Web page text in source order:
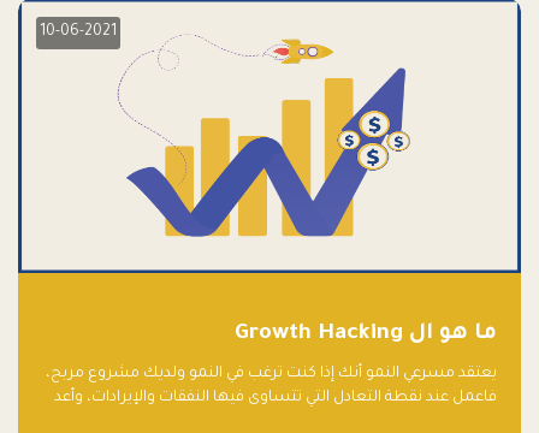
10-06-2021
ما هو ال Growth Hacking
يعتقد مسرعي النمو أنك إذا كنت ترغب في النمو ولديك مشروع مربح،
فاعمل عند نقطة التعادل التي تتساوى فيها النفقات والإيرادات، وأعد